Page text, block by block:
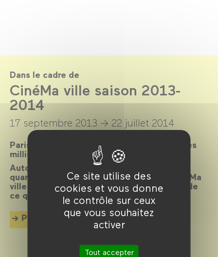
Ce site utilise des
cookies et vous donne
le contrôle sur ceux
que vous souhaitez
activer
Tout accepter
Dans le cadre de
CinéMa ville saison 2013-
2014
17 septembre 2013 → 22 juillet 2014
Paris, ville lumière, ville cinéma, a inspiré des
milliers de films.
Autour d’un réalisateur, d’un acteur, d’un
quartier, d’une époque ou d’un thème, CinéMa
ville propose chaque mois une exploration de
ce qui palpite dans la cité.
Plus d'info